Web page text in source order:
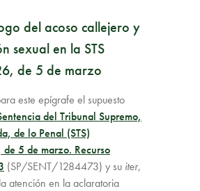
del acoso callejero y
sexual en la STS
de 5 de marzo
este epígrafe el supuesto
del Tribunal Supremo,
de lo Penal (STS)
5 de marzo. Recurso
(SP/SENT/1284473) y su iter,
atención en la aclaratoria